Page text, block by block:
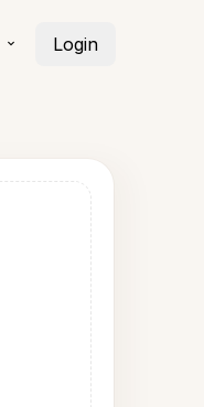
Login